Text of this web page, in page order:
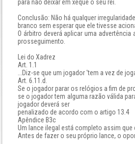
para não deixar em xeque o seu rei.
Conclusão: Não há qualquer
branco sem esperar que ele tivesse
O árbitro deverá aplicar uma
prosseguimento.
Lei do Xadrez
Art. 1.1
...Diz-se que um jogador 'tem a vez de
Art. 6.11.d.
Se o jogador parar os relógios a fim de
se o jogador tem alguma razão válida
jogador deverá ser
penalizado de acordo com o artigo 13.4
Apêndice B3c
Um lance ilegal está completo assim
Antes de fazer o seu próprio lance, o